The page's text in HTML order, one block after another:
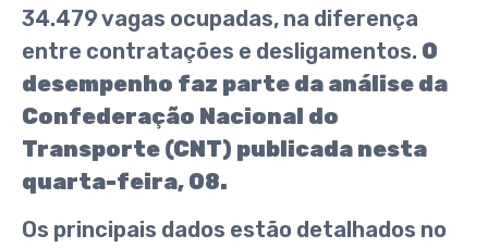
34.479 vagas ocupadas, na diferença
entre contratações e desligamentos. O
desempenho faz parte da análise da
Confederação Nacional do
Transporte (CNT) publicada nesta
quarta-feira, 08.
Os principais dados estão detalhados no